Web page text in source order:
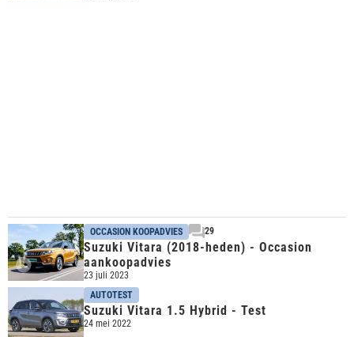
OCCASION KOOPADVIES 29
Suzuki Vitara (2018-heden) - Occasion
aankoopadvies
23 juli 2023
AUTOTEST
Suzuki Vitara 1.5 Hybrid - Test
24 mei 2022